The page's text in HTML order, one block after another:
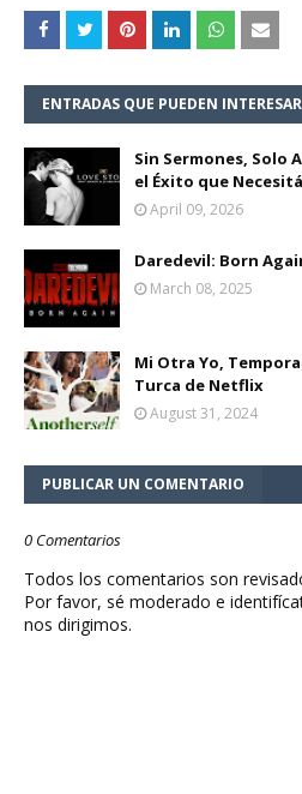
ENTRADAS QUE PUEDEN
Sin Sermones, Solo
el Éxito que
April 09, 2026
Daredevil: Born
March 08, 2025
Mi Otra Yo,
Turca de Netflix
August 31, 2024
PUBLICAR UN COMENTARIO
0 Comentarios
Todos los comentarios son
Por favor, sé moderado e
nos dirigimos.